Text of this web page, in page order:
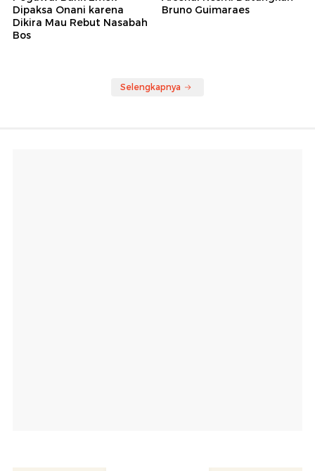
Dipaksa Onani karena
Dikira Mau Rebut Nasabah
Bos
Bruno Guimaraes
Selengkapnya